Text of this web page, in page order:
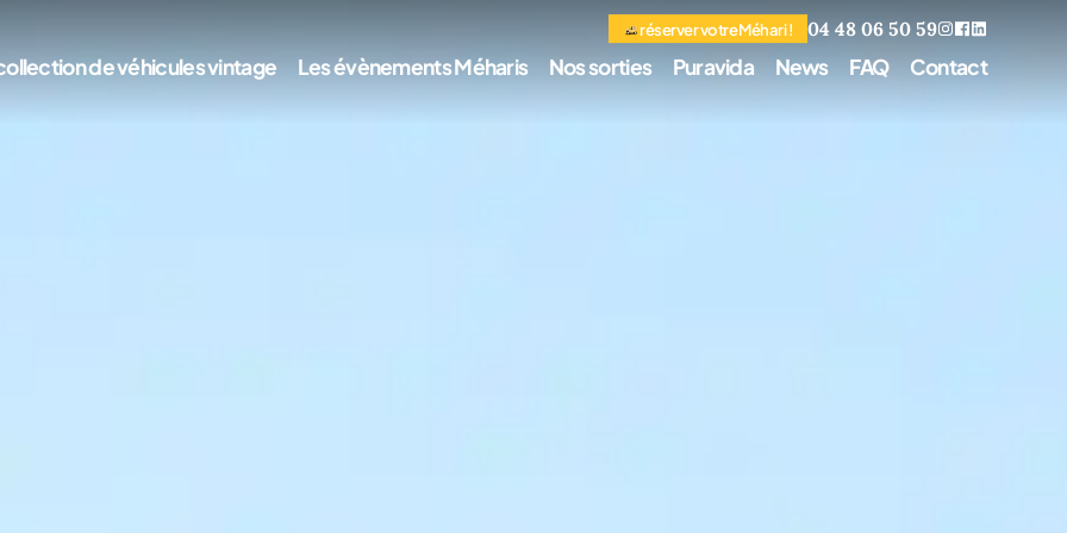
de véhicules vintage Les évènements Méharis Nos sorties Puravida News FAQ Contact
réserver votre Méhari ! 04 48 06 50 59